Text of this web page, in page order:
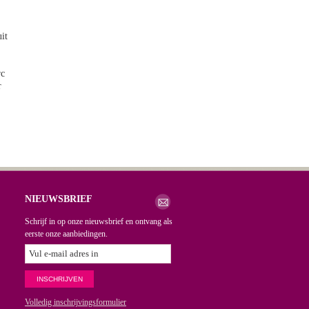
NIEUWSBRIEF
Schrijf in op onze nieuwsbrief en ontvang als
eerste onze aanbiedingen.
Volledig inschrijvingsformulier